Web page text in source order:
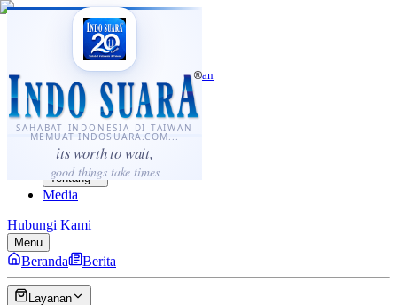
SAHABAT INDONESIA DI TAIWAN
MEMUAT INDOSUARA.COM...
its worth to wait,
good things take times
·...
⌘K
Sahabat Indonesia di Taiwan
Berita
Layanan
Komunitas
Panduan
Tentang
Media
Hubungi Kami
Menu
Beranda Berita
Layanan